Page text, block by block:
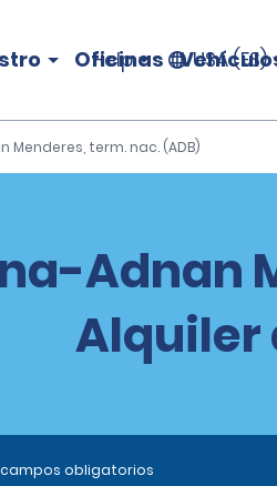
Oficinas
Help USA (ES)
Menderes, term. nac. (ADB)
Adnan
Alquiler
obligatorios